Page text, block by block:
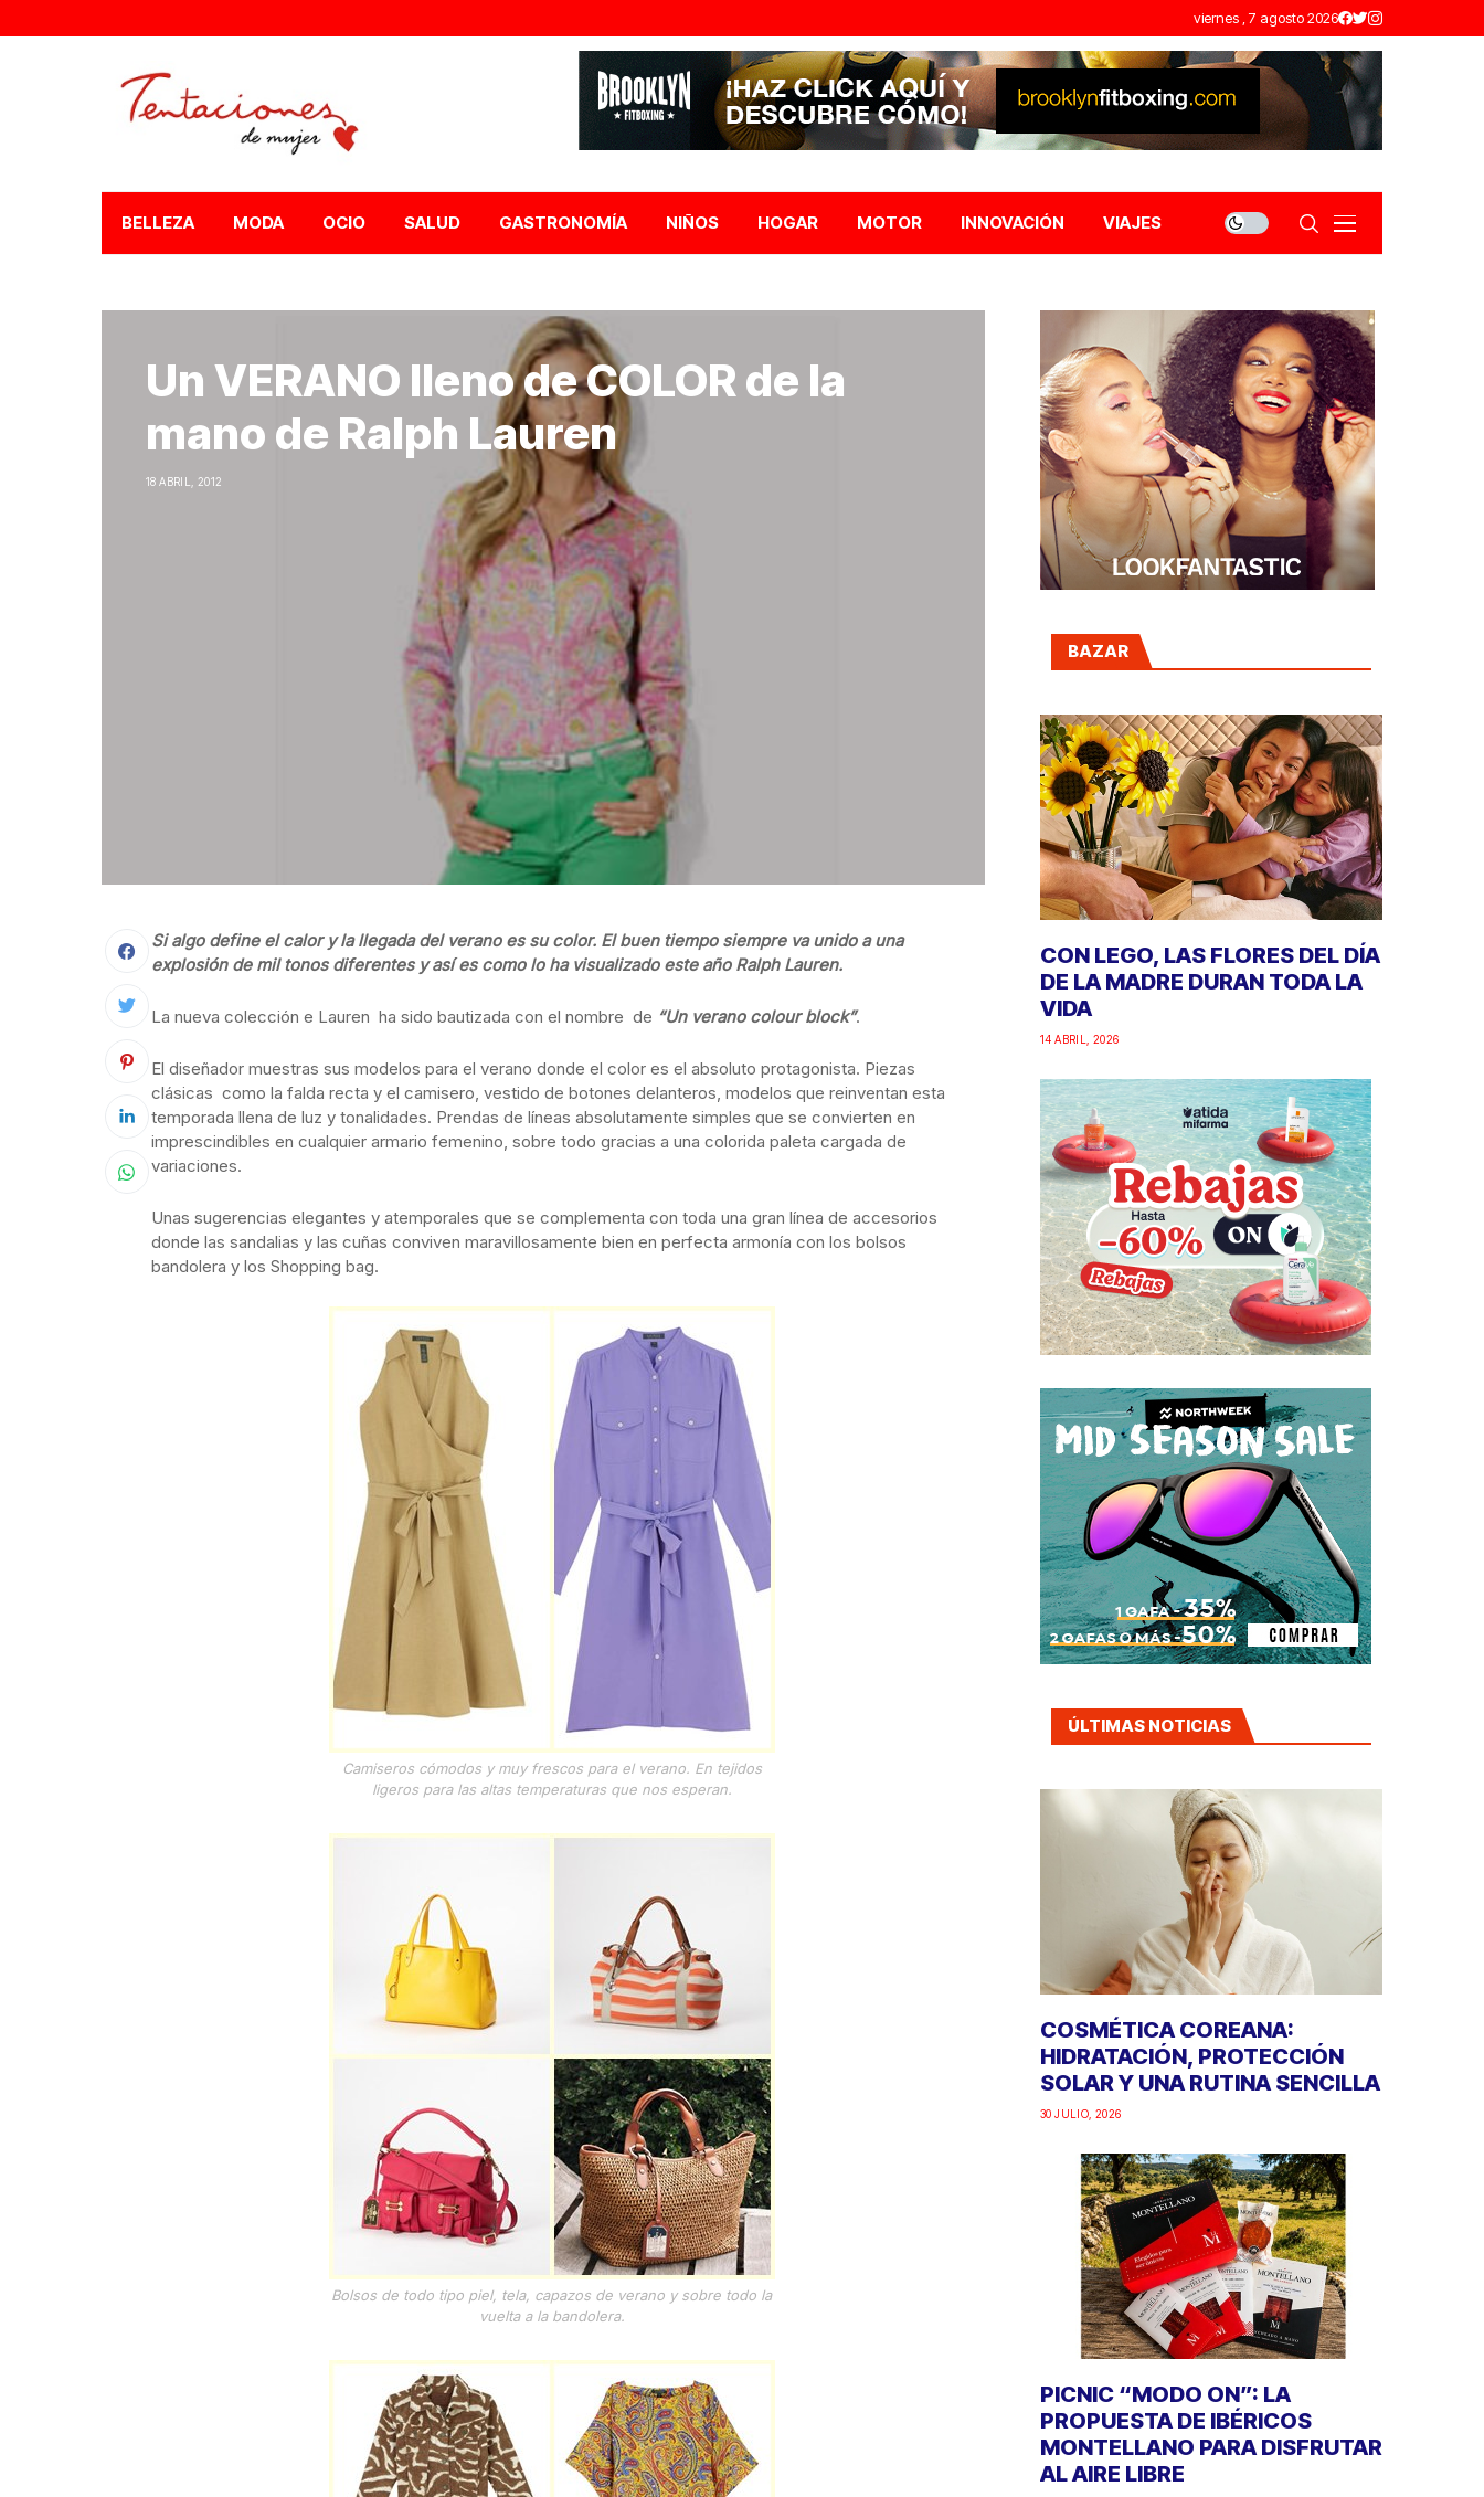
viernes , 7 agosto 2026
BELLEZA MODA OCIO SALUD GASTRONOMÍA NIÑOS HOGAR MOTOR INNOVACIÓN VIAJES
Un VERANO lleno de COLOR de la
mano de Ralph Lauren
18 ABRIL, 2012
Si algo define el calor y la llegada del verano es su color. El buen tiempo siempre va unido a una
explosión de mil tonos diferentes y así es como lo ha visualizado este año Ralph Lauren.
La nueva colección e Lauren ha sido bautizada con el nombre de “Un verano colour block”.
El diseñador muestras sus modelos para el verano donde el color es el absoluto protagonista. Piezas
clásicas como la falda recta y el camisero, vestido de botones delanteros, modelos que reinventan esta
temporada llena de luz y tonalidades. Prendas de líneas absolutamente simples que se convierten en
imprescindibles en cualquier armario femenino, sobre todo gracias a una colorida paleta cargada de
variaciones.
Unas sugerencias elegantes y atemporales que se complementa con toda una gran línea de accesorios
donde las sandalias y las cuñas conviven maravillosamente bien en perfecta armonía con los bolsos
bandolera y los Shopping bag.
Camiseros cómodos y muy frescos para el verano. En tejidos
ligeros para las altas temperaturas que nos esperan.
Bolsos de todo tipo piel, tela, capazos de verano y sobre todo la
vuelta a la bandolera.
BAZAR
CON LEGO, LAS FLORES DEL DÍA
DE LA MADRE DURAN TODA LA
VIDA
14 ABRIL, 2026
ÚLTIMAS NOTICIAS
COSMÉTICA COREANA:
HIDRATACIÓN, PROTECCIÓN
SOLAR Y UNA RUTINA SENCILLA
30 JULIO, 2026
PICNIC “MODO ON”: LA
PROPUESTA DE IBÉRICOS
MONTELLANO PARA DISFRUTAR
AL AIRE LIBRE